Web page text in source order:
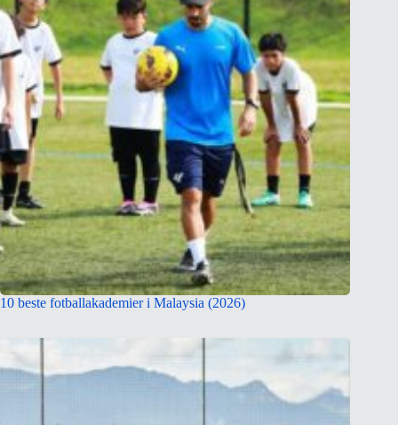
10 beste fotballakademier i Malaysia (2026)